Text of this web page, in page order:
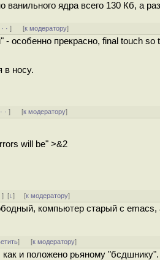
ванильного ядра всего 130 Кб, а
· ·] [к модератору]
- особенно прекрасно, final touch
в носу.
·] [к модератору]
will be" >&2
][↓] [к модератору]
компьютер старый с
] [к модератору]
и положено рьяному "бсдшнику".